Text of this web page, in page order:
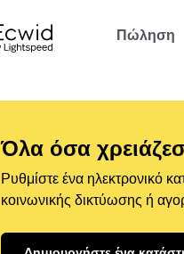
Πώληση
Όλα όσα
Ρυθμίστε ένα ηλεκτρονικό
κοινωνικής δικτύωσης ή